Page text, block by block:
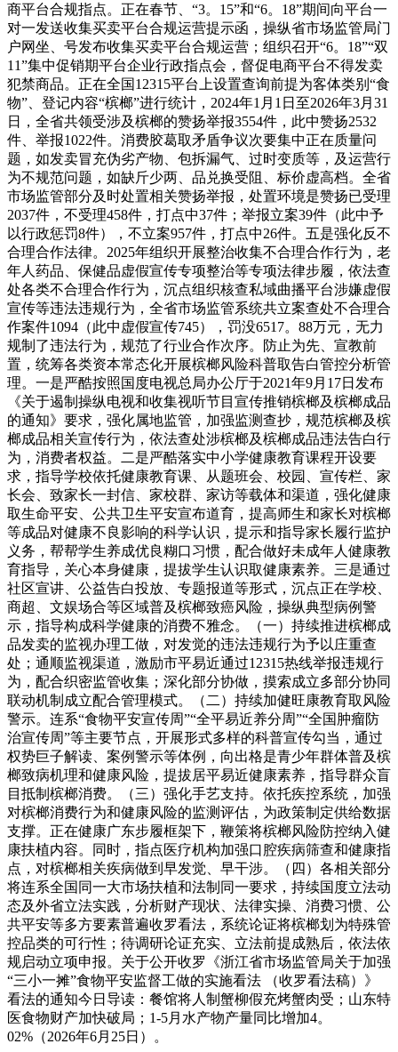
商平台合规指点。正在春节、“3。15”和“6。18”期间向平台一
对一发送收集买卖平台合规运营提示函，操纵省市场监管局门
户网坐、号发布收集买卖平台合规运营；组织召开“6。18”“双
11”集中促销期平台企业行政指点会，督促电商平台不得发卖
犯禁商品。正在全国12315平台上设置查询前提为客体类别“食
物”、登记内容“槟榔”进行统计，2024年1月1日至2026年3月31
日，全省共领受涉及槟榔的赞扬举报3554件，此中赞扬2532
件、举报1022件。消费胶葛取矛盾争议次要集中正在质量问
题，如发卖冒充伪劣产物、包拆漏气、过时变质等，及运营行
为不规范问题，如缺斤少两、品兑换受阻、标价虚高档。全省
市场监管部分及时处置相关赞扬举报，处置环境是赞扬已受理
2037件，不受理458件，打点中37件；举报立案39件（此中予
以行政惩罚8件），不立案957件，打点中26件。五是强化反不
合理合作法律。2025年组织开展整治收集不合理合作行为，老
年人药品、保健品虚假宣传专项整治等专项法律步履，依法查
处各类不合理合作行为，沉点组织核查私域曲播平台涉嫌虚假
宣传等违法违规行为，全省市场监管系统共立案查处不合理合
作案件1094（此中虚假宣传745），罚没6517。88万元，无力
规制了违法行为，规范了行业合作次序。防止为先、宣教前
置，统筹各类资本常态化开展槟榔风险科普取告白管控分析管
理。一是严酷按照国度电视总局办公厅于2021年9月17日发布
《关于遏制操纵电视和收集视听节目宣传推销槟榔及槟榔成品
的通知》要求，强化属地监管，加强监测查抄，规范槟榔及槟
榔成品相关宣传行为，依法查处涉槟榔及槟榔成品违法告白行
为，消费者权益。二是严酷落实中小学健康教育课程开设要
求，指导学校依托健康教育课、从题班会、校园、宣传栏、家
长会、致家长一封信、家校群、家访等载体和渠道，强化健康
取生命平安、公共卫生平安宣布道育，提高师生和家长对槟榔
等成品对健康不良影响的科学认识，提示和指导家长履行监护
义务，帮帮学生养成优良糊口习惯，配合做好未成年人健康教
育指导，关心本身健康，提拔学生认识取健康素养。三是通过
社区宣讲、公益告白投放、专题报道等形式，沉点正在学校、
商超、文娱场合等区域普及槟榔致癌风险，操纵典型病例警
示，指导构成科学健康的消费不雅念。（一）持续推进槟榔成
品发卖的监视办理工做，对发觉的违法违规行为予以庄重查
处；通顺监视渠道，激励市平易近通过12315热线举报违规行
为，配合织密监管收集；深化部分协做，摸索成立多部分协同
联动机制成立配合管理模式。（二）持续加健旺康教育取风险
警示。连系“食物平安宣传周”“全平易近养分周”“全国肿瘤防
治宣传周”等主要节点，开展形式多样的科普宣传勾当，通过
权势巨子解读、案例警示等体例，向出格是青少年群体普及槟
榔致病机理和健康风险，提拔居平易近健康素养，指导群众盲
目抵制槟榔消费。（三）强化手艺支持。依托疾控系统，加强
对槟榔消费行为和健康风险的监测评估，为政策制定供给数据
支撑。正在健康广东步履框架下，鞭策将槟榔风险防控纳入健
康扶植内容。同时，指点医疗机构加强口腔疾病筛查和健康指
点，对槟榔相关疾病做到早发觉、早干涉。（四）各相关部分
将连系全国同一大市场扶植和法制同一要求，持续国度立法动
态及外省立法实践，分析财产现状、法律实操、消费习惯、公
共平安等多方要素普遍收罗看法，系统论证将槟榔划为特殊管
控品类的可行性；待调研论证充实、立法前提成熟后，依法依
规启动立项申报。关于公开收罗《浙江省市场监管局关于加强
“三小一摊”食物平安监督工做的实施看法 （收罗看法稿）》
看法的通知今日导读：餐馆将人制蟹柳假充烤蟹肉受；山东特
医食物财产加快破局；1-5月水产物产量同比增加4。
02%（2026年6月25日）。